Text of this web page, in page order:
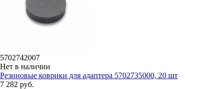
5702742007
Нет в наличии
Резиновые коврики для адаптера 5702735000, 20 шт
7 282 руб.